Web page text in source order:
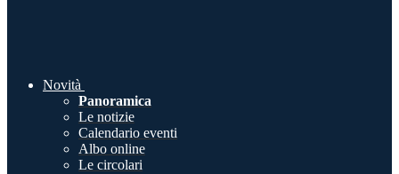
Novità
Panoramica
Le notizie
Calendario eventi
Albo online
Le circolari